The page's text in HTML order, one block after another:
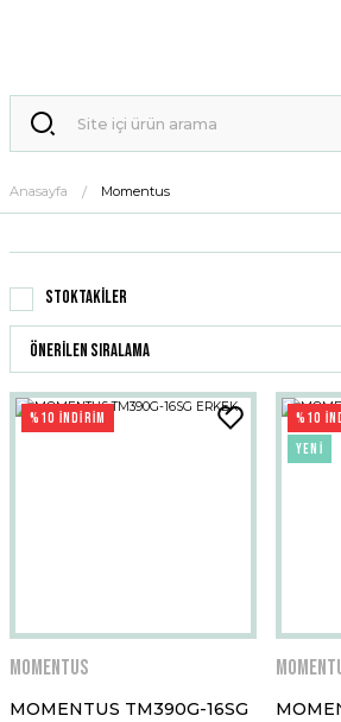
Anasayfa Momentus
Stoktakiler
%10 İNDİRİM
Momentus
MOMENTUS TM390G-16SG
%10
YENİ